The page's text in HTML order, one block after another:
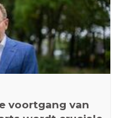
voortgang van